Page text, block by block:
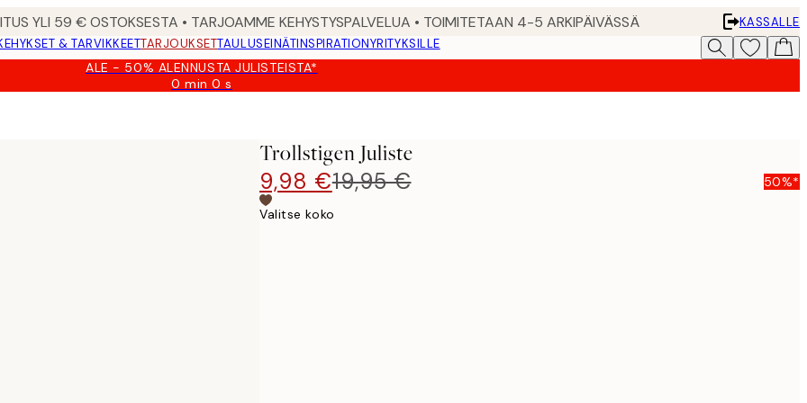
YLI 59 € OSTOKSESTA • TARJOAMME KEHYSTYSPALVELUA • TOIMITETAAN 4-5 ARKIPÄIVÄSSÄ
KASSALLE
& TARVIKKEETTARJOUKSETTAULUSEINÄTINSPIRATIONYRITYKSILLE
ALE - 50% ALENNUSTA JULISTEISTA*
0 min0 s
Voimassa
Trollstigen Juliste
9,98 €19,95 € 50%*
Valitse koko